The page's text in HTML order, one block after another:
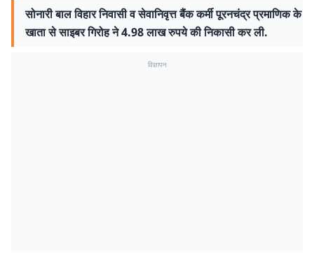
सोनारी बाल विहार निवासी व सेवानिवृत्त बैंक कर्मी पूरनचंद्र प्रमाणिक के
खाता से साइबर गिरोह ने 4.98 लाख रुपये की निकासी कर ली.
विज्ञापन